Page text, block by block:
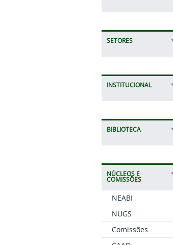
SETORES
INSTITUCIONAL
BIBLIOTECA
NÚCLEOS E
COMISSÕES
NEABI
NUGS
Comissões